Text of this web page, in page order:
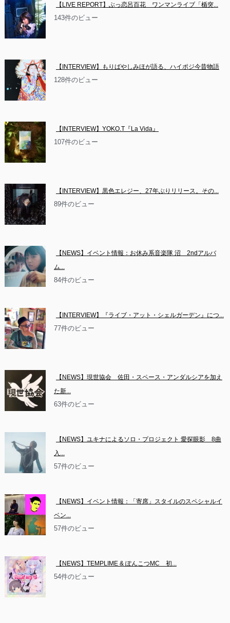
【LIVE REPORT】ぶっ恋呂百花　ワンマンライブ「楯突...
143件のビュー
【INTERVIEW】もりばやしみほが語る、ハイポジ今昔物語
128件のビュー
【INTERVIEW】YOKO.T『La Vida』
107件のビュー
【INTERVIEW】黒色エレジー、27年ぶりリリース。その...
89件のビュー
【NEWS】イベント情報：お休み系音楽隊 沼　2ndアルバ
ム...
84件のビュー
【INTERVIEW】『ライブ・アット・シェルガーデン』につ...
77件のビュー
【NEWS】現世協会　佐田・スペース・アンダルシアを加え
た新...
63件のビュー
【NEWS】ユキナによるソロ・プロジェクト 愛探眼影　8曲
入...
57件のビュー
【NEWS】イベント情報：「寄席」スタイルのスペシャルイ
ベン...
57件のビュー
【NEWS】TEMPLIME & ぽんこつMC　初...
54件のビュー